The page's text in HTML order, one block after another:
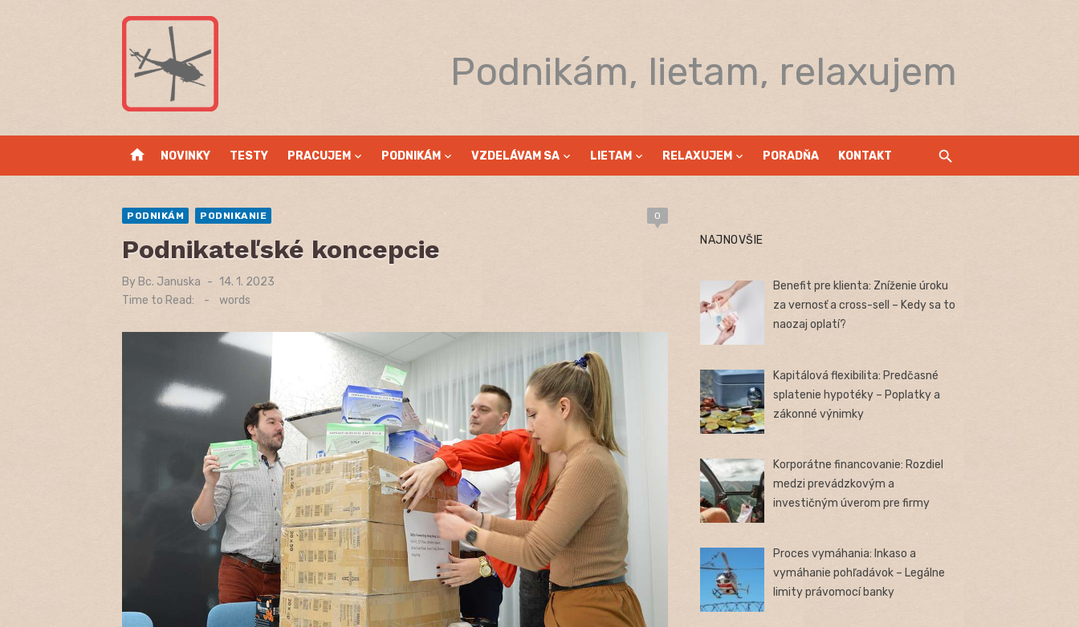
Podnikám, lietam, relaxujem
home NOVINKY TESTY PRACUJEM PODNIKÁM VZDELÁVAM SA LIETAM RELAXUJEM PORADŇA KONTAKT
PODNIKÁM PODNIKANIE 0
Podnikateľské koncepcie
By Bc. Januska
Posted
on
14. 1. 2023
Time to Read:
- words
NAJNOVŠIE
Benefit pre klienta: Zníženie úroku
za vernosť a cross-sell – Kedy sa to
naozaj oplatí?
Kapitálová flexibilita: Predčasné
splatenie hypotéky – Poplatky a
zákonné výnimky
Korporátne financovanie: Rozdiel
medzi prevádzkovým a
investičným úverom pre firmy
Proces vymáhania: Inkaso a
vymáhanie pohľadávok – Legálne
limity právomocí banky